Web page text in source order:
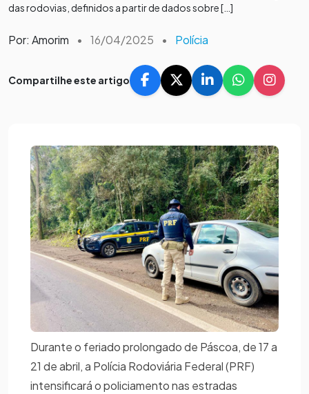
das rodovias, definidos a partir de dados sobre […]
Por: Amorim • 16/04/2025 • Polícia
Compartilhe este artigo
Durante o feriado prolongado de Páscoa, de 17 a
21 de abril, a Polícia Rodoviária Federal (PRF)
intensificará o policiamento nas estradas